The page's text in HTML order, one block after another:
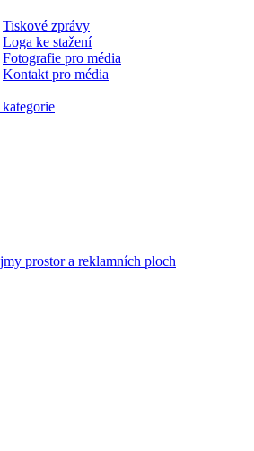
Tiskové zprávy
Loga ke stažení
Fotografie pro média
Kontakt pro média
prostor a reklamních ploch